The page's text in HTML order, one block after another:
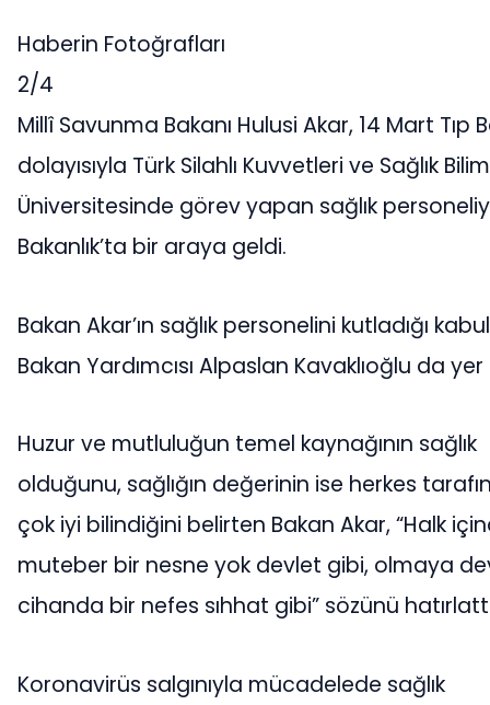
Haberin Fotoğrafları
2/4
Millî Savunma Bakanı Hulusi Akar, 14 Mart Tıp
dolayısıyla Türk Silahlı Kuvvetleri ve Sağlık
Üniversitesinde görev yapan sağlık
Bakanlık’ta bir araya geldi.
Bakan Akar’ın sağlık personelini kutladığı
Bakan Yardımcısı Alpaslan Kavaklıoğlu da yer
Huzur ve mutluluğun temel kaynağının sağlık
olduğunu, sağlığın değerinin ise herkes
çok iyi bilindiğini belirten Bakan Akar, “Halk
muteber bir nesne yok devlet gibi, olmaya
cihanda bir nefes sıhhat gibi” sözünü
Koronavirüs salgınıyla mücadelede sağlık